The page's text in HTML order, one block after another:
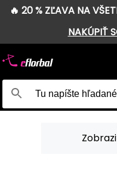
🔥 20 % ZĽAVA NA
NAKÚPIŤ